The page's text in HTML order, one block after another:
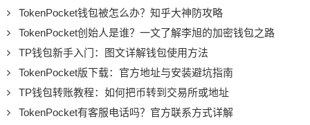
TokenPocket钱包被怎么办？知乎大神防攻略
TokenPocket创始人是谁？一文了解李旭的加密钱包之路
TP钱包新手入门：图文详解钱包使用方法
TokenPocket版下载：官方地址与安装避坑指南
TP钱包转账教程：如何把币转到交易所或地址
TokenPocket有客服电话吗？官方联系方式详解